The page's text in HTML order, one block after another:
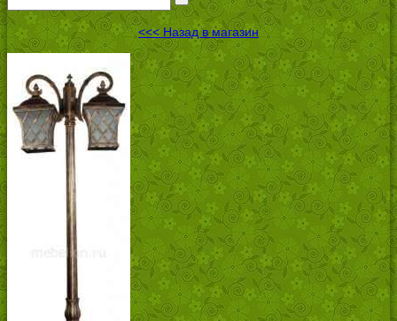
<<< Назад в магазин